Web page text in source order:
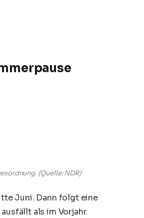
(Quelle: NDR)
Juni. Dann folgt eine
als im Vorjahr.